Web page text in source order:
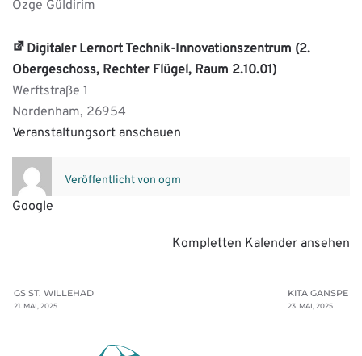
Özge Güldirim
Digitaler Lernort Technik-Innovationszentrum (2.
Obergeschoss, Rechter Flügel, Raum 2.10.01)
Werftstraße 1
Nordenham, 26954
Veranstaltungsort anschauen
Veröffentlicht von ogm
Google
Kompletten Kalender ansehen
GS ST. WILLEHAD
21. MAI, 2025
KITA GANSPE
23. MAI, 2025